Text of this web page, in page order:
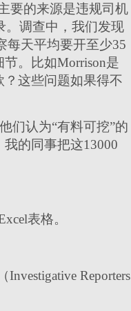
要的来源是违规司机
。调查中，我们发现
每天平均要开至少35
。比如Morrison是
这些问题如果得不
们认为“有料可挖”的
的同事把这13000
表格。
Reporters